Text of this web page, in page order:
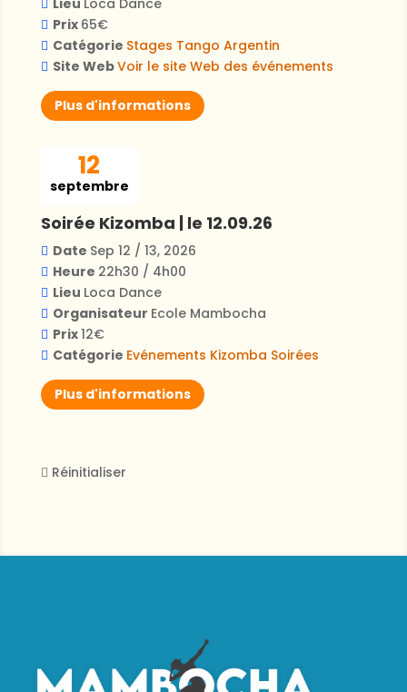
Prix 65€
Catégorie Stages Tango Argentin
Site WebVoir le site Web des événements
Plus d'informations
12
septembre
Soirée Kizomba | le 12.09.26
Date Sep 12 / 13, 2026
Heure 22h30 / 4h00
Lieu Loca Dance
Organisateur Ecole Mambocha
Prix12€
Catégorie Evénements Kizomba Soirées
Plus d'informations
Réinitialiser